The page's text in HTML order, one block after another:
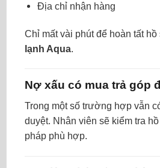
Địa chỉ nhận hàng
Chỉ mất vài phút để hoàn tất hồ
lạnh Aqua.
Nợ xấu có mua trả góp
Trong một số trường hợp vẫn
duyệt. Nhân viên sẽ kiểm tra
pháp phù hợp.